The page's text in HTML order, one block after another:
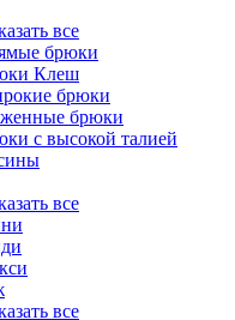
все
брюки
Клеш
брюки
брюки
с высокой талией
все
все